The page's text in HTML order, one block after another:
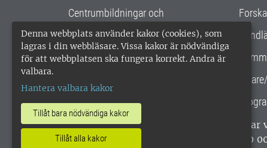
Denna webbplats använder kakor (cookies), som
lagras i din webbläsare. Vissa kakor är nödvändiga
för att webbplatsen ska fungera korrekt. Andra är
valbara.
Hantera valbara kakor
Tillåt bara nödvändiga kakor
Tillåt alla kakor
Centrumbildningar och
samarbetsprojekt
Gemensamma verksamhetsstödet
SLU, Sveriges lantbruksuniversitet, har
enligt ISO 14001. •
Telefon: 018-67 10